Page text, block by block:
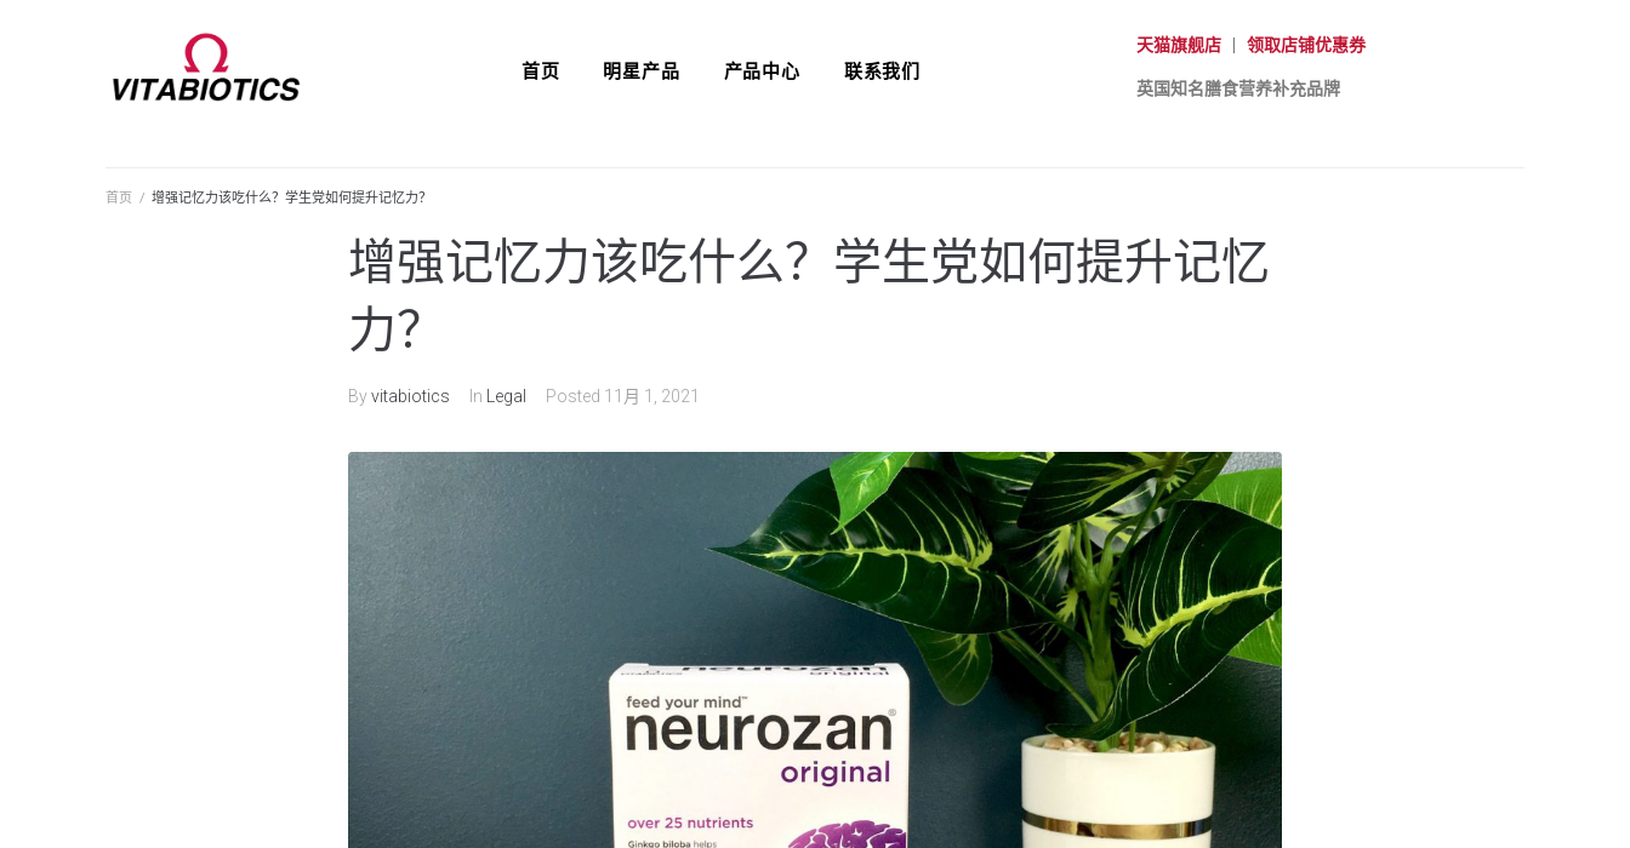
首页 明星产品 产品中心 联系我们
天猫旗舰店| 领取店铺优惠券
英国知名膳食营养补充品牌
首页 / 增强记忆力该吃什么？学生党如何提升记忆力？
增强记忆力该吃什么？学生党如何提升记忆
力？
Byvitabiotics In Legal Posted 11月 1, 2021